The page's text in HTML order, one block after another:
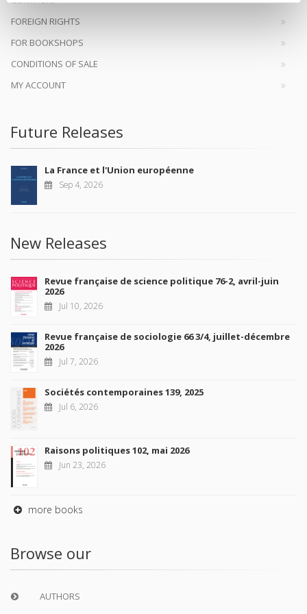
FOREIGN RIGHTS
FOR BOOKSHOPS
CONDITIONS OF SALE
MY ACCOUNT
Future Releases
La France et l'Union européenne
Sep 4, 2026
New Releases
Revue française de science politique 76-2, avril-juin
2026
Jul 10, 2026
Revue française de sociologie 66 3/4, juillet-décembre
2026
Jul 7, 2026
Sociétés contemporaines 139, 2025
Jul 6, 2026
Raisons politiques 102, mai 2026
Jun 23, 2026
more books
Browse our
AUTHORS